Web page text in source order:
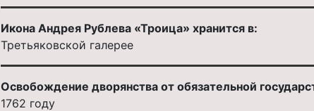
Икона Андрея Рублева «Троица» хранится в:
Третьяковской галерее
Освобождение дворянства от обязательной
1762 году